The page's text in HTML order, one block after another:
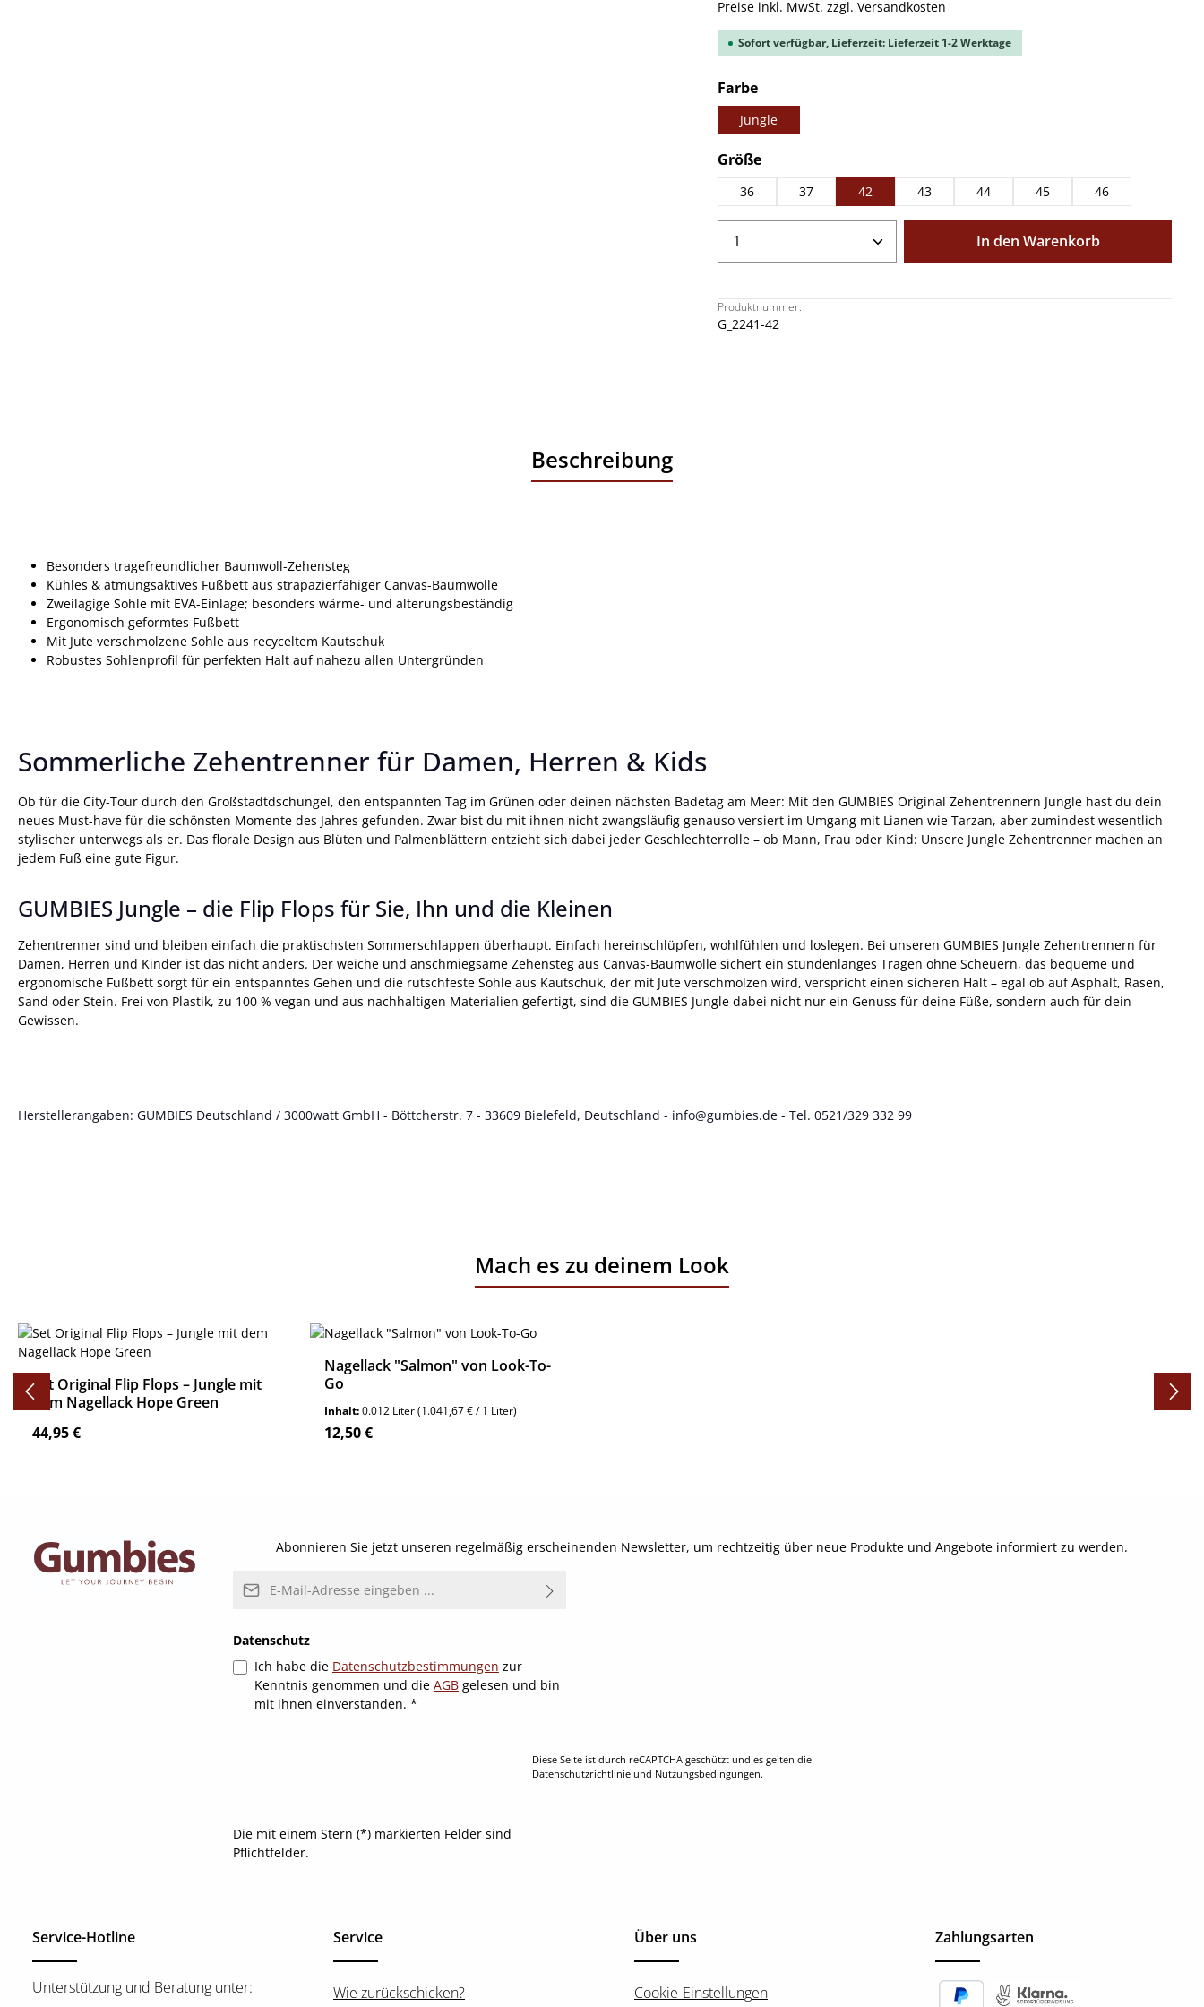
Preise inkl. MwSt. zzgl. Versandkosten
Sofort verfügbar, Lieferzeit: Lieferzeit 1-2 Werktage
Farbeauswählen
Jungle
Größeauswählen
36 37 42 43 44 45 46
Produkt Anzahl: Gib den gewünschten Wert
In den Warenkorb
Produktnummer:
G_2241-42
Beschreibung
Besonders tragefreundlicher Baumwoll-Zehensteg
Kühles & atmungsaktives Fußbett aus strapazierfähiger Canvas-Baumwolle
Zweilagige Sohle mit EVA-Einlage; besonders wärme- und alterungsbeständig
Ergonomisch geformtes Fußbett
Mit Jute verschmolzene Sohle aus recyceltem Kautschuk
Robustes Sohlenprofil für perfekten Halt auf nahezu allen Untergründen
Sommerliche Zehentrenner für Damen, Herren & Kids
Ob für die City-Tour durch den Großstadtdschungel, den entspannten Tag im Grünen oder deinen nächsten Badetag am Meer: Mit den GUMBIES Original Zehentrennern Jungle hast du dein
neues Must-have für die schönsten Momente des Jahres gefunden. Zwar bist du mit ihnen nicht zwangsläufig genauso versiert im Umgang mit Lianen wie Tarzan, aber zumindest wesentlich
stylischer unterwegs als er. Das florale Design aus Blüten und Palmenblättern entzieht sich dabei jeder Geschlechterrolle – ob Mann, Frau oder Kind: Unsere Jungle Zehentrenner machen an
jedem Fuß eine gute Figur.
GUMBIES Jungle – die Flip Flops für Sie, Ihn und die Kleinen
Zehentrenner sind und bleiben einfach die praktischsten Sommerschlappen überhaupt. Einfach hereinschlüpfen, wohlfühlen und loslegen. Bei unseren GUMBIES Jungle Zehentrennern für
Damen, Herren und Kinder ist das nicht anders. Der weiche und anschmiegsame Zehensteg aus Canvas-Baumwolle sichert ein stundenlanges Tragen ohne Scheuern, das bequeme und
ergonomische Fußbett sorgt für ein entspanntes Gehen und die rutschfeste Sohle aus Kautschuk, der mit Jute verschmolzen wird, verspricht einen sicheren Halt – egal ob auf Asphalt, Rasen,
Sand oder Stein. Frei von Plastik, zu 100 % vegan und aus nachhaltigen Materialien gefertigt, sind die GUMBIES Jungle dabei nicht nur ein Genuss für deine Füße, sondern auch für dein
Gewissen.
Herstellerangaben: GUMBIES Deutschland / 3000watt GmbH - Böttcherstr. 7 - 33609 Bielefeld, Deutschland - info@gumbies.de - Tel. 0521/329 332 99
Mach es zu deinem Look
Produktgalerie überspringen
Set Original Flip Flops – Jungle mit
dem Nagellack Hope Green
Regulärer Preis:
44,95 €
Nagellack "Salmon" von Look-To-
Go
Inhalt:0.012 Liter(1.041,67 € / 1 Liter)
Regulärer Preis:
12,50 €
Abonnieren Sie jetzt unseren regelmäßig erscheinenden Newsletter, um rechtzeitig über neue Produkte und Angebote informiert zu werden.
E-Mail-Adresse*
Datenschutz
Ich habe die Datenschutzbestimmungen zur
Kenntnis genommen und die AGBgelesen und bin
mit ihnen einverstanden. *
Diese Seite ist durch reCAPTCHA geschützt und es gelten die
Datenschutzrichtlinieund Nutzungsbedingungen.
Die mit einem Stern (*) markierten Felder sind
Pflichtfelder.
Service-Hotline
Unterstützung und Beratung unter:
Service
Wie zurückschicken?
Über uns
Cookie-Einstellungen
Zahlungsarten